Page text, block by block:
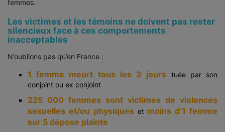
femmes.
Les victimes et les témoins ne doivent pas rester
silencieux face à ces comportements
inacceptables
N’oublions pas qu’en France :
1 femme meurt tous les 3 jours tuée par son
conjoint ou ex conjoint
225 000 femmes sont victimes de violences
sexuelles et/ou physiqueset moins d’1 femme
sur 5 dépose plainte